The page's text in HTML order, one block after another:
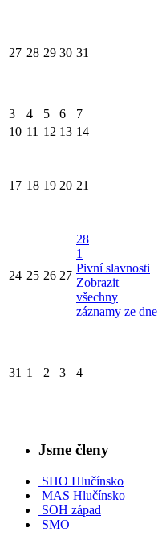
27 28 29 30 31
3 4 5 6 7
10 11 12 13 14
17 18 19 20 21
24 25 26 27
28
1
Pivní slavnosti
Zobrazit
všechny
záznamy ze dne
31 1 2 3 4
Jsme členy
SHO Hlučínsko
MAS Hlučínsko
SOH západ
SMO